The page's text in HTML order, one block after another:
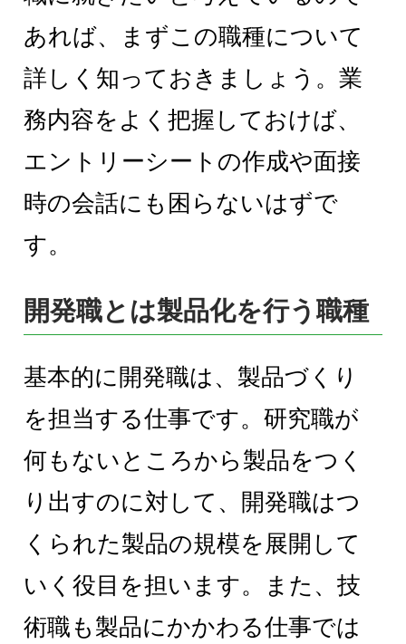
あれば、まずこの職種について
詳しく知っておきましょう。業
務内容をよく把握しておけば、
エントリーシートの作成や面接
時の会話にも困らないはずで
す。
開発職とは製品化を行う職種
基本的に開発職は、製品づくり
を担当する仕事です。研究職が
何もないところから製品をつく
り出すのに対して、開発職はつ
くられた製品の規模を展開して
いく役目を担います。また、技
術職も製品にかかわる仕事では